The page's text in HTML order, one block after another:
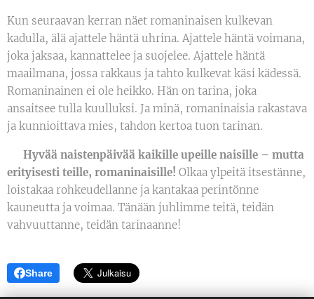
Kun seuraavan kerran näet romaninaisen kulkevan
kadulla, älä ajattele häntä uhrina. Ajattele häntä voimana,
joka jaksaa, kannattelee ja suojelee. Ajattele häntä
maailmana, jossa rakkaus ja tahto kulkevat käsi kädessä.
Romaninainen ei ole heikko. Hän on tarina, joka
ansaitsee tulla kuulluksi. Ja minä, romaninaisia rakastava
ja kunnioittava mies, tahdon kertoa tuon tarinan.
Hyvää naistenpäivää kaikille upeille naisille – mutta
erityisesti teille, romaninaisille! Olkaa ylpeitä itsestänne,
loistakaa rohkeudellanne ja kantakaa perintönne
kauneutta ja voimaa. Tänään juhlimme teitä, teidän
vahvuuttanne, teidän tarinaanne! ❤️✨
Share